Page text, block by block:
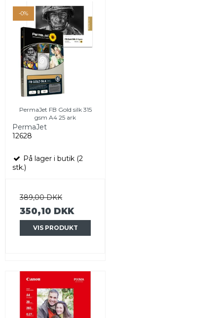
-0%
PermaJet FB Gold silk 315
gsm A4 25 ark
PermaJet
12628
På lager i butik (2
stk.)
389,00 DKK
350,10 DKK
VIS PRODUKT